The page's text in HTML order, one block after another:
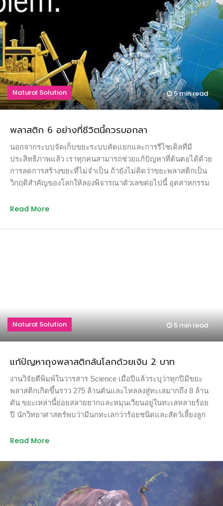
ใจกับความเป็นผู้นำและวิสัยทัศน์ของเขา เราได้มีโอกาสพบกันอีก
ครั้งเมื่อต้นเดือนมิถุนายนที่ผ่านมาในงานประชุมเรื่องการอนุรักษ์
ทะเลที่สำนักงานใหญ่ของสหประชาชาติในนครนิวยอร์ก การ
ประชุมที่จอห์นบอกว่าเป็นจุดเปลี่ยนสำคัญของการอนุรักษ์ทะเล
(ภาพจาก: Ocean Conference) “นี่คือการประชุมเรื่องทะเลที่จัด
ขึ้นอย่างเป็นทางการครั้งแรกที่สหประชาชาติ ที่นี่คือที่รวมผู้นำ
จากเกือบ 200 ประเทศทั่วโลก ผมคิดว่ามันเป็นสัญลักษณ์ที่ชัดเจน
มากว่า ถึงเวลาแล้วที่ทุกฝ่ายจะต้องหันมาให้ความสำคัญกับทะเล
ทะเลคือทรัพยากรพื้นฐานสำหรับการพัฒนาที่สำคัญที่สุด ถ้าเรา
เวลาไปพูดถึง SDG หรือ เป้าหมายการพัฒนาอย่างยั่งยืนอื่นๆ
หรอก” เหตุผลที่จอห์นให้มามีน้ำหนักพอสมควร เเละอาจเป็น
เหตุผลว่าทำไมสหประชาชาติจึงจัดการประชุมเพื่อตอบโจทย์เป้า
หมายการพัฒนาอย่างยั่งยืนที่ 14 (Life below Water) ที่ว่าด้วยการ
อนุรักษ์ทะเลขึ้นเป็นการเฉพาะ โดยมีสวีเดนและฟิจิร่วมกันเป็น
เจ้าภาพ นักเศรษฐศาสตร์ประเมินผลประโยชน์ที่เราได้จากทะเล
เป็นการประเมินนิเวศบริการแบบคร่าวๆ ที่เราได้จากแนวปะการัง
Natural Solution 5 minread
พลาสติก 6 อย่างที่ชีวิตนี้ควรบอกลา
นอกจากระบบจัดเก็บขยะระบบคัดแยกและการรีไซเคิลที่มี
ประสิทธิภาพแล้ว เราทุกคนสามารถช่วยแก้ปัญหาที่ต้นตอได้ด้วย
การลดการสร้างขยะที่ไม่จำเป็น ถ้ายังไม่คิดว่าขยะพลาสติกเป็น
วิกฤติสำคัญของโลกให้ลองพิจารณาตัวเลขต่อไปนี้ อุตสาหกรรม
ปัจจุบันมีปริมาณอยู่ที่ 311 ล้านตันต่อปี และคาดว่าจะสูงถึง 600
ไหน เป็นภาระในการจัดเก็บ และพลาสติกจำนวนมากแตกสลาย
พลาสติกลงสู่ทะเลวันละ 1,440 คัน เดือนละ 43,200 คัน หรือกว่า 5
ในมหาสมุทรมากกว่า 5.25 ล้านล้านชิ้น รวมน้ำหนักราว 269,000
ตัน […]
Read More
Natural Solution 5 minread
แก้ปัญหาถุงพลาสติกล้นโลกด้วยเงิน 2 บาท
งานวิจัยตีพิมพ์ในวารสาร Science เมื่อปีแล้วระบุว่าทุกปีมีขยะ
พลาสติกเกิดขึ้นราว 275 ล้านตันและไหลลงสู่ทะเลมากถึง 8 ล้าน
ตัน ขยะเหล่านี้ย่อยสลายยากและหมุนเวียนอยู่ในทะเลหลายร้อย
ปี นักวิทยาศาสตร์พบว่ามีนกทะเลกว่าร้อยชนิดและสัตว์เลี้ยงลูก
โครงการสิ่งแวดล้อมของสหประชาชาติ (UNEP) ประเมินว่า
ทะเลทั่วโลกถึงปีละ 2.8 แสนล้านบาท การแก้ปัญหาขยะพลาสติก
จึงกลายเป็นวาระระดับโลก UNEP เองก็เพิ่งเปิดตัวการรณรงค์
เพื่อแก้ปัญหาขยะพลาสติก #CleanSeas ที่งาน World Ocean
Summit ซึ่งจัดขึ้นที่บาหลีเมื่อวันที่ 22-23 กุมภาพันธ์ที่ผ่านมา โดย
Read More